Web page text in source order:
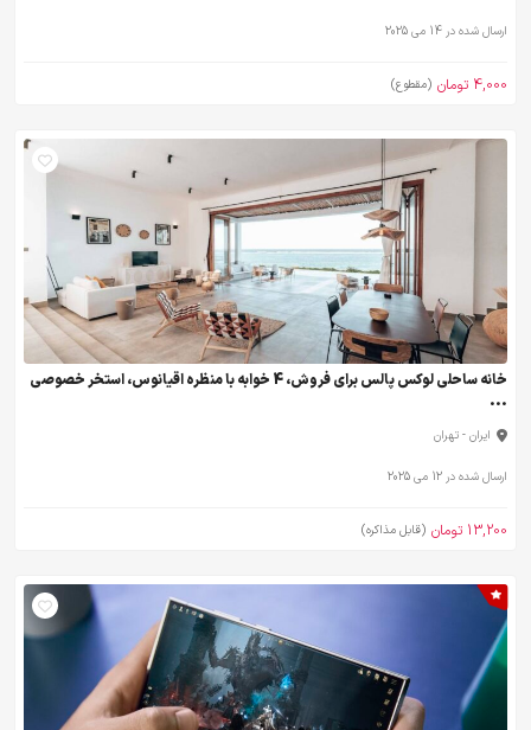
ارسال شده در 14 می 2025
4,000 تومان (مقطوع)
خانه ساحلی لوکس پالس برای فروش، 4 خوابه با منظره اقیانوس، استخر خصوصی
...
ایران - تهران
ارسال شده در 12 می 2025
13,200 تومان (قابل مذاکره)